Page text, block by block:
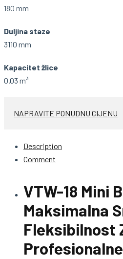
180 mm
Duljina staze
3110 mm
Kapacitet žlice
0.03 m³
NAPRAVITE PONUDNU CIJENU
Description
Comment
VTW-18 Mini
Maksimalna
Fleksibilnost